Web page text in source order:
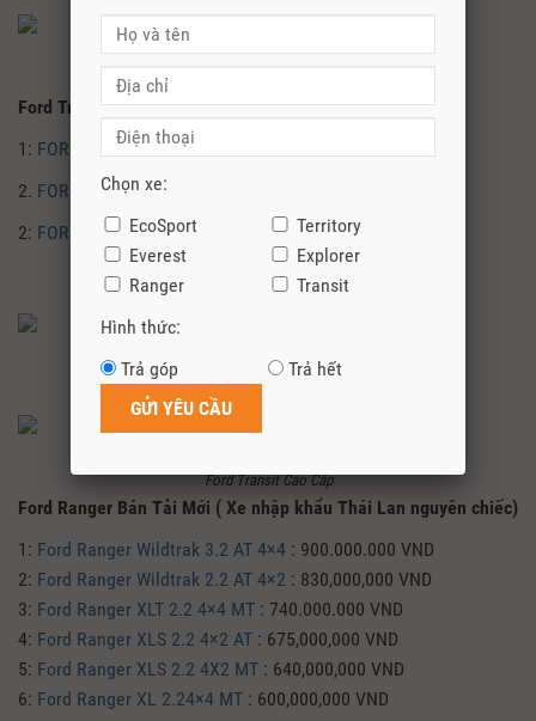
Ford Transit mới – KHÁC BIỆT TẠO NÊN THÀNH CÔNG
1: FORD TRANSIT MIDGiá : 785.000.000 VNĐ
2. FORD TRANSIT SVP
2: FORD TRANSIT LUXUARY Giá : 919.000.000 VNĐ
Ford Transit mới
Ford Transit Cao Cấp
Ford Ranger Bán Tải Mới ( Xe nhập khẩu Thái Lan nguyên chiếc)
1: Ford Ranger Wildtrak 3.2 AT 4×4 : 900.000.000 VND
2: Ford Ranger Wildtrak 2.2 AT 4×2 : 830,000,000 VND
3: Ford Ranger XLT 2.2 4×4 MT : 740.000.000 VND
4: Ford Ranger XLS 2.2 4×2 AT : 675,000,000 VND
5: Ford Ranger XLS 2.2 4X2 MT : 640,000,000 VND
6: Ford Ranger XL 2.24×4 MT : 600,000,000 VND
Chọn xe:
EcoSport
Territory
Everest
Explorer
Ranger
Transit
Hình thức:
Trả góp
Trả hết